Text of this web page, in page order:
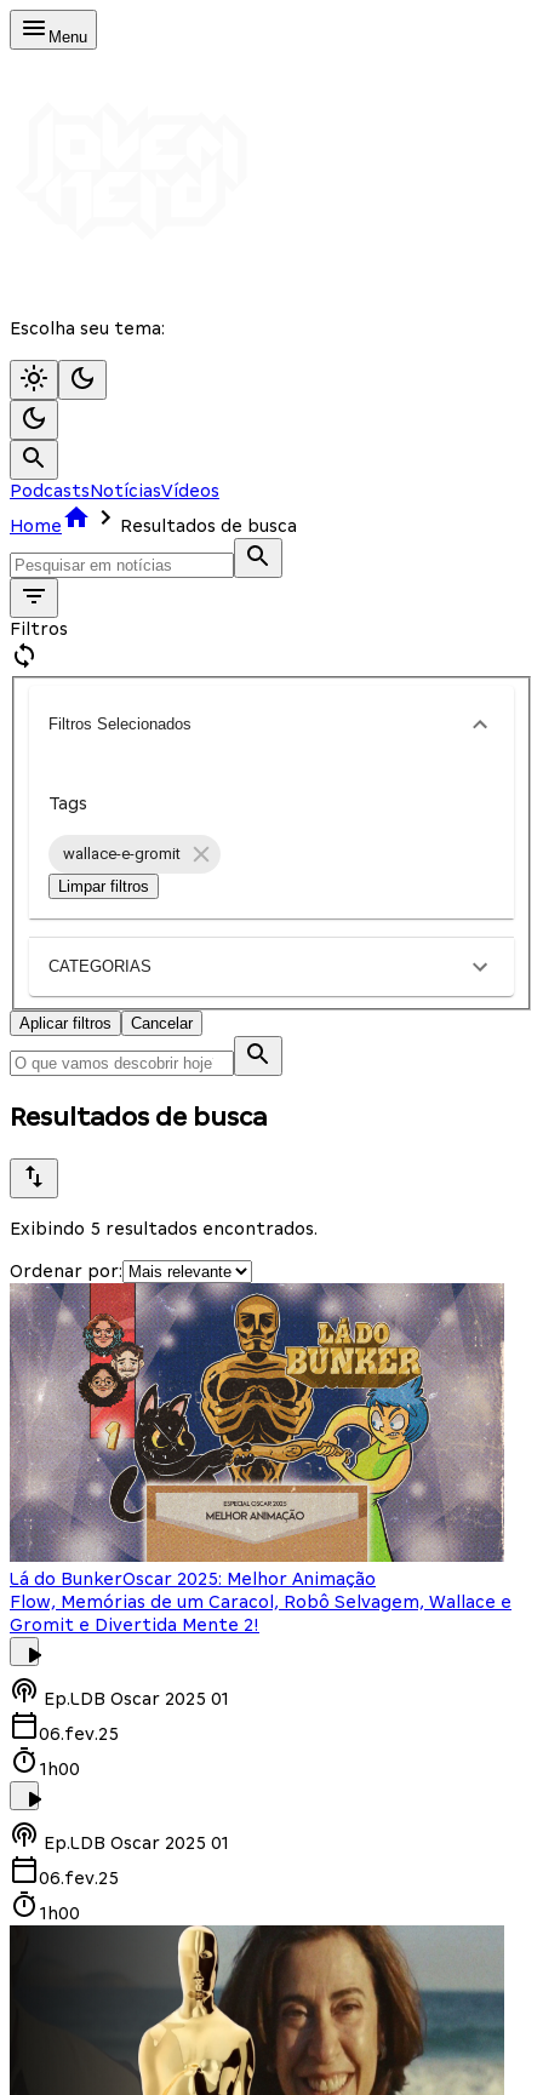
Menu
Escolha seu tema:
PodcastsNotíciasVídeos
Home
Resultados de busca
Filtros
Filtros Selecionados
Tags
wallace-e-gromit
Limpar filtros
CATEGORIAS
Aplicar filtros Cancelar
Resultados de busca
Exibindo 5 resultados encontrados.
Ordenar por:
Lá do BunkerOscar 2025: Melhor Animação
Flow, Memórias de um Caracol, Robô Selvagem, Wallace e
Gromit e Divertida Mente 2!
Ep.LDB Oscar 2025 01
06.fev.25
1h00
Ep.LDB Oscar 2025 01
06.fev.25
1h00